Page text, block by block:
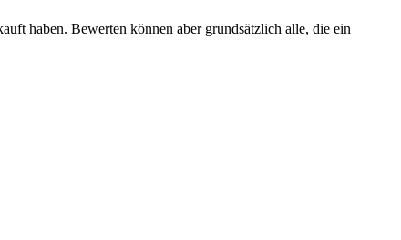
haben. Bewerten können aber grundsätzlich alle, die ein